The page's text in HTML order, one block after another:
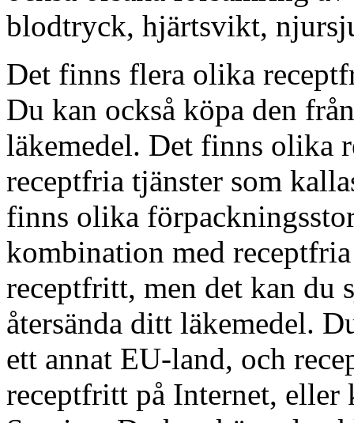
blodtryck, hjärtsvikt,
Det finns flera olika
Du kan också köpa den
läkemedel. Det finns olika
receptfria tjänster som
finns olika
kombination med
receptfritt, men det kan du
återsända ditt läkemedel.
ett annat EU-land, och
receptfritt på Internet, eller